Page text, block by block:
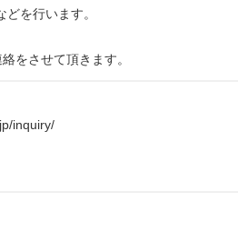
を行います。
をさせて頂きます。
inquiry/